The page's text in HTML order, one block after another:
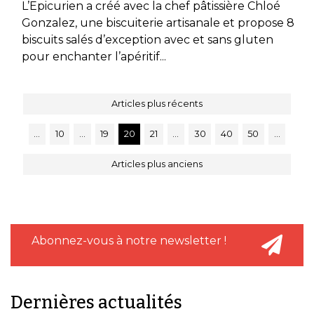
L’Epicurien a créé avec la chef pâtissière Chloé
Gonzalez, une biscuiterie artisanale et propose 8
biscuits salés d’exception avec et sans gluten
pour enchanter l’apéritif...
Articles plus récents
10 19 20 21 30 40 50
Articles plus anciens
Abonnez-vous à notre newsletter !
Dernières actualités